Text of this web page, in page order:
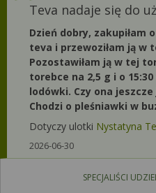
Teva nadaje się do
Dzień dobry, zakupiłam
teva i przewoziłam ją w
Pozostawiłam ją w tej
torebce na 2,5 g i o
lodówki. Czy ona
Chodzi o pleśniawki w
Dotyczy ulotki Nystatyna
2026-06-30
SPECJALIŚCI